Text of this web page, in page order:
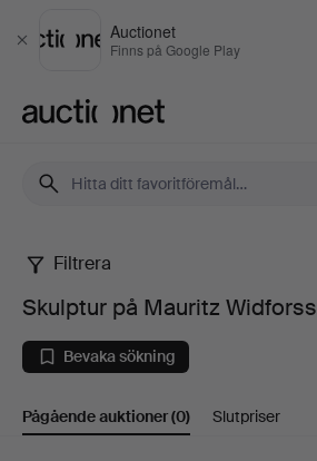
Stäng
Auctionet
Finns på Google Play
Skulptur
på
Mauritz
Widforss
Filtrera
Skulptur på Mauritz Widforss
Bevaka sökning
Pågående auktioner(0) Slutpriser